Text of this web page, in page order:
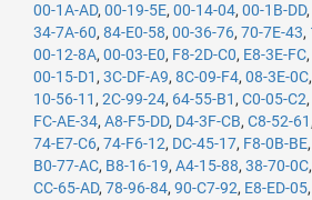
00-1A-AD, 00-19-5E, 00-14-04, 00-1B-DD,
34-7A-60, 84-E0-58, 00-36-76, 70-7E-43,
00-12-8A, 00-03-E0, F8-2D-C0, E8-3E-FC,
00-15-D1 , 3C-DF-A9, 8C-09-F4, 08-3E-0C,
10-56-11 , 2C-99-24, 64-55-B1 , C0-05-C2,
FC-AE-34, A8-F5-DD, D4-3F-CB, C8-52-61
74-E7-C6, 74-F6-12, DC-45-17, F8-0B-BE,
B0-77-AC, B8-16-19, A4-15-88, 38-70-0C,
CC-65-AD, 78-96-84, 90-C7-92, E8-ED-05,